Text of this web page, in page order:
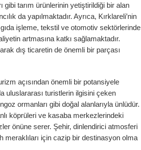
gibi tarım ürünlerinin yetiştirildiği bir alan
da yapılmaktadır. Ayrıca, Kırklareli’nin
işleme, tekstil ve otomotiv sektörlerinde
artmasına katkı sağlamaktadır.
dış ticaretin de önemli bir parçası
açısından önemli bir potansiyele
uluslararası turistlerin ilgisini çeken
ormanları gibi doğal alanlarıyla ünlüdür.
köprüleri ve kasaba merkezlerindeki
önüne serer. Şehir, dinlendirici atmosferi
meraklıları için cazip bir destinasyon olma